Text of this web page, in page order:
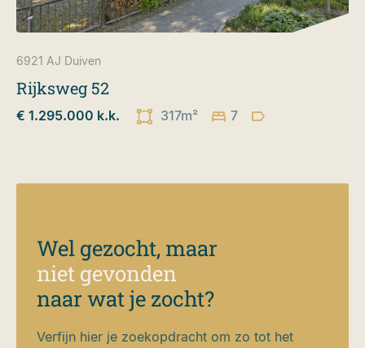
6921 AJ Duiven
Rijksweg 52
€ 1.295.000 k.k. 317m² 7
Wel gezocht, maar
niet gevonden
naar wat je zocht?
Verfijn hier je zoekopdracht om zo tot het